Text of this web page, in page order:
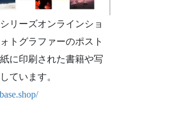
リーズオンラインショ
トグラファーのポスト
に印刷された書籍や写
ています。